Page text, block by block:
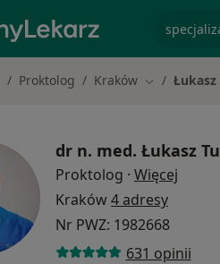
Proktolog Kraków Zmień
dr n. med. Łukasz
Proktolog · Więcej
Kraków4 adresy
Nr PWZ: 1982668
631 opinii